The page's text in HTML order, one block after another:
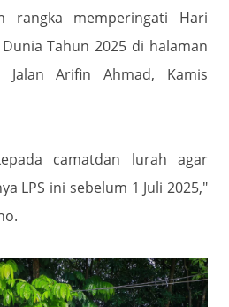
rangka memperingati Hari
Tahun 2025 di halaman
Jalan Arifin Ahmad, Kamis
camatdan lurah agar
LPS ini sebelum 1 Juli 2025,"